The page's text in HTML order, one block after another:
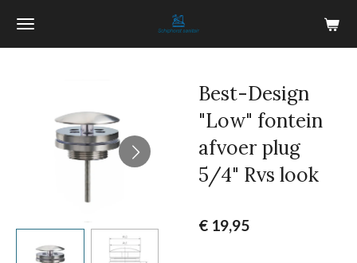
Ga
Best-Design
"Low" fontein
afvoer plug
5/4" Rvs look
€ 19,95